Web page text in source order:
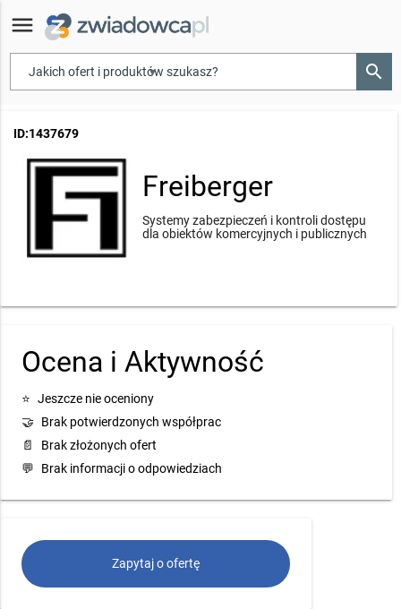
menu
▾ search
ID:1437679
Freiberger
Systemy zabezpieczeń i kontroli dostępu
dla obiektów komercyjnych i publicznych
Ocena i Aktywność
⭐ Jeszcze nie oceniony
🤝 Brak potwierdzonych współprac
📄
Brak złożonych ofert
💬
Brak informacji o odpowiedziach
Zapytaj o ofertę